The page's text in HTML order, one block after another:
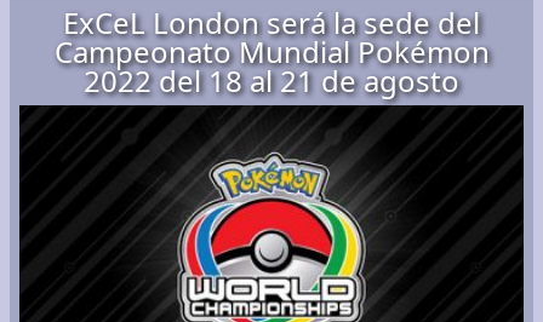
ExCeL London será la sede del
Campeonato Mundial Pokémon
2022 del 18 al 21 de agosto